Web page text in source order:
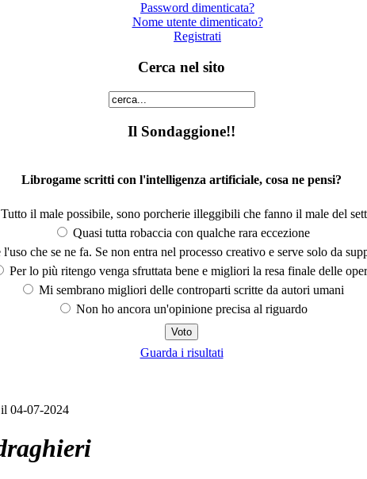
Password dimenticata?
Nome utente dimenticato?
Registrati
Cerca nel sito
Il Sondaggione!!
Librogame scritti con l'intelligenza artificiale, cosa ne pensi?
Tutto il male possibile, sono porcherie illeggibili che fanno il male del
Quasi tutta robaccia con qualche rara eccezione
che se ne fa. Se non entra nel processo creativo e serve solo da
Per lo più ritengo venga sfruttata bene e migliori la resa finale delle
Mi sembrano migliori delle controparti scritte da autori umani
Non ho ancora un'opinione precisa al riguardo
Guarda i risultati
il 04-07-2024